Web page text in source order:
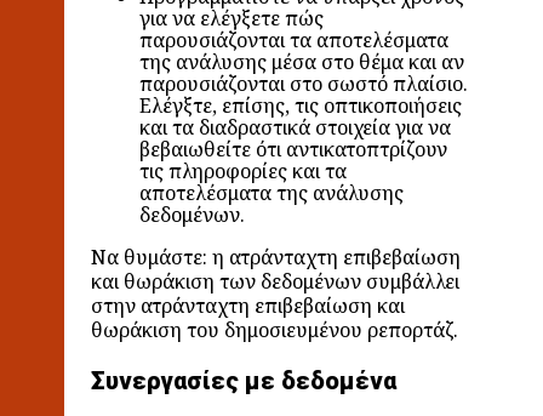
για να ελέγξετε πώς
παρουσιάζονται τα αποτελέσματα
της ανάλυσης μέσα στο θέμα και αν
παρουσιάζονται στο σωστό πλαίσιο.
Ελέγξτε, επίσης, τις οπτικοποιήσεις
και τα διαδραστικά στοιχεία για να
βεβαιωθείτε ότι αντικατοπτρίζουν
τις πληροφορίες και τα
αποτελέσματα της ανάλυσης
δεδομένων.
Να θυμάστε: η ατράνταχτη επιβεβαίωση
και θωράκιση των δεδομένων συμβάλλει
στην ατράνταχτη επιβεβαίωση και
θωράκιση του δημοσιευμένου ρεπορτάζ.
Συνεργασίες με δεδομένα